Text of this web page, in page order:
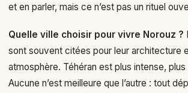
et en parler, mais ce n’est pas un rituel
Quelle ville choisir pour vivre Norouz ?
sont souvent citées pour leur architecture
atmosphère. Téhéran est plus intense,
Aucune n’est meilleure que l’autre : tout